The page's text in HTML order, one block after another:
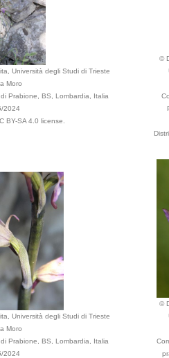
Università degli Studi di Trieste
Moro
Prabione, BS, Lombardia, Italia
2024
BY-SA 4.0 license.
©
Università degli Studi di Trieste
Moro
Prabione, BS, Lombardia, Italia
2024
©